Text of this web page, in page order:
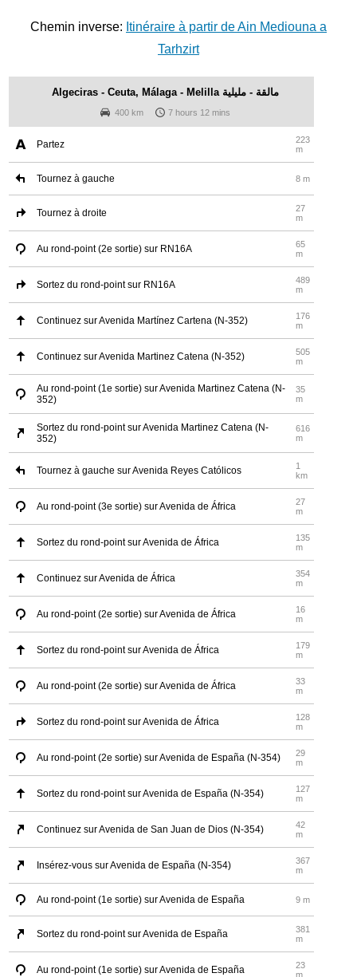
Chemin inverse: Itinéraire à partir de Ain Mediouna a
Tarhzirt
Algeciras - Ceuta, Málaga - Melilla مالقة - مليلية
400 km 7 hours 12 mins
Partez
223
m
Tournez à gauche 8 m
Tournez à droite
27
m
Au rond-point (2e sortie) sur RN16A
65
m
Sortez du rond-point sur RN16A
489
m
Continuez sur Avenida Martínez Cartena (N-352)
176
m
Continuez sur Avenida Martinez Catena (N-352)
505
m
Au rond-point (1e sortie) sur Avenida Martinez Catena (N-
352)
35
m
Sortez du rond-point sur Avenida Martinez Catena (N-
352)
616
m
Tournez à gauche sur Avenida Reyes Católicos
1
km
Au rond-point (3e sortie) sur Avenida de África
27
m
Sortez du rond-point sur Avenida de África
135
m
Continuez sur Avenida de África
354
m
Au rond-point (2e sortie) sur Avenida de África
16
m
Sortez du rond-point sur Avenida de África
179
m
Au rond-point (2e sortie) sur Avenida de África
33
m
Sortez du rond-point sur Avenida de África
128
m
Au rond-point (2e sortie) sur Avenida de España (N-354)
29
m
Sortez du rond-point sur Avenida de España (N-354)
127
m
Continuez sur Avenida de San Juan de Dios (N-354)
42
m
Insérez-vous sur Avenida de España (N-354)
367
m
Au rond-point (1e sortie) sur Avenida de España 9 m
Sortez du rond-point sur Avenida de España
381
m
Au rond-point (1e sortie) sur Avenida de España
23
m